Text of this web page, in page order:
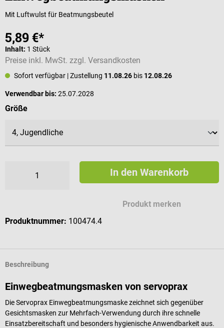
Mit Luftwulst für Beatmungsbeutel
5,89 €*
Inhalt: 1 Stück
Preise inkl. MwSt. zzgl. Versandkosten
Sofort verfügbar | Zustellung 11.08.26 bis 12.08.26
Verwendbar bis: 25.07.2028
Größeauswählen
In den Warenkorb
Produkt merken
Produktnummer: 100474.4
Beschreibung
Einwegbeatmungsmasken von servoprax
Die Servoprax Einwegbeatmungsmaske zeichnet sich gegenüber
Gesichtsmasken zur Mehrfach-Verwendung durch ihre schnelle
Einsatzbereitschaft und besonders hygienische Anwendbarkeit aus.